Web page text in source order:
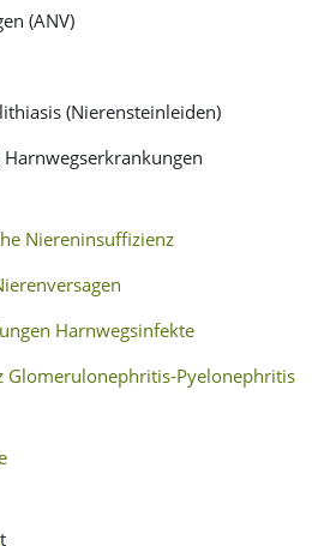
(ANV)
(Nierensteinleiden)
Niereninsuffizienz
Harnwegsinfekte
Pyelonephritis
t